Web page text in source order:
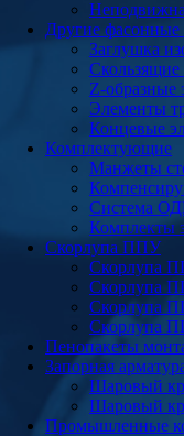
Другие фасонные
Заглушка
Z-
Элементы
Концевые
Комплектующие
Манжеты
Система
Комплекты
Скорлупа ППУ
Скорлупа
Скорлупа
Скорлупа
Скорлупа
Пенопакеты
Запорная
Шаровый
Шаровый
Промышленные